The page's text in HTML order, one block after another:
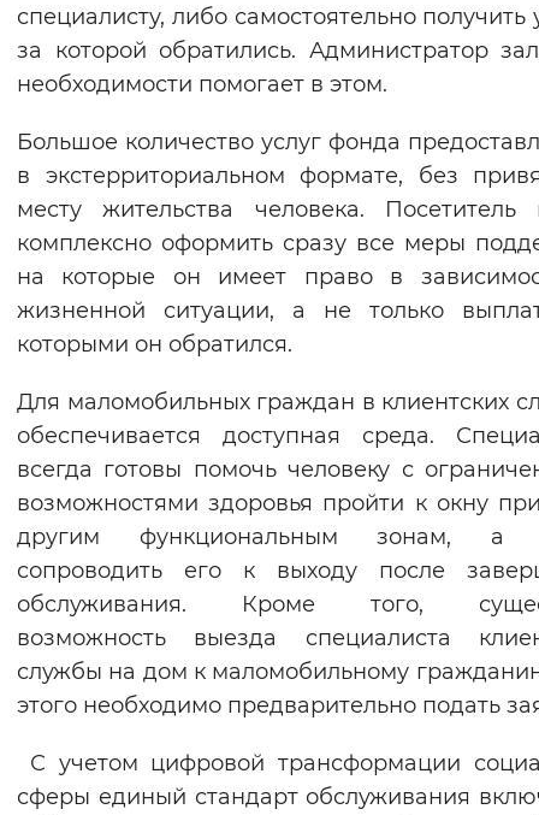
специалисту, либо самостоятельно получить
за которой обратились. Администратор
необходимости помогает в этом.
Большое количество услуг фонда
в экстерриториальном формате, без
месту жительства человека. Посетитель
комплексно оформить сразу все меры
на которые он имеет право в
жизненной ситуации, а не только
которыми он обратился.
Для маломобильных граждан в клиентских
обеспечивается доступная среда.
всегда готовы помочь человеку с
возможностями здоровья пройти к окну
другим функциональным зонам, а
сопроводить его к выходу после
обслуживания. Кроме того,
возможность выезда специалиста
службы на дом к маломобильному
этого необходимо предварительно подать
С учетом цифровой трансформации
сферы единый стандарт обслуживания